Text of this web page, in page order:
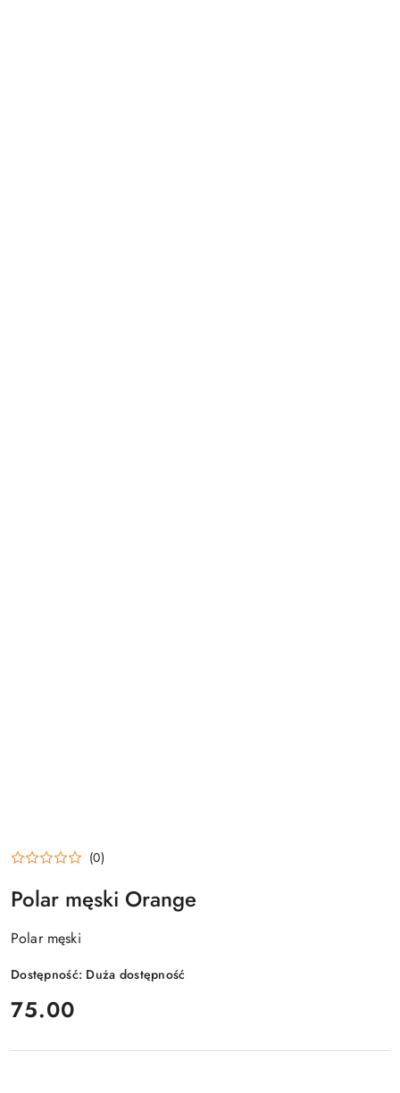
(0)
Polar męski Orange
Polar męski
Dostępność: Duża dostępność
cena:
75.00